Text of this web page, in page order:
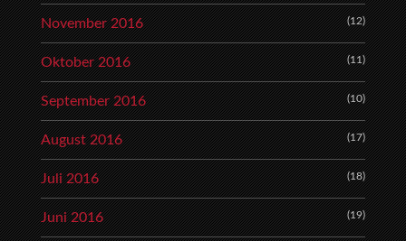
November 2016 (12)
Oktober 2016 (11)
September 2016 (10)
August 2016 (17)
Juli 2016 (18)
Juni 2016 (19)